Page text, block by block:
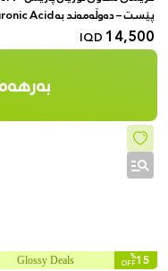
لۆچی
14,500
IQD
15
%
OFF
Glossy Deals